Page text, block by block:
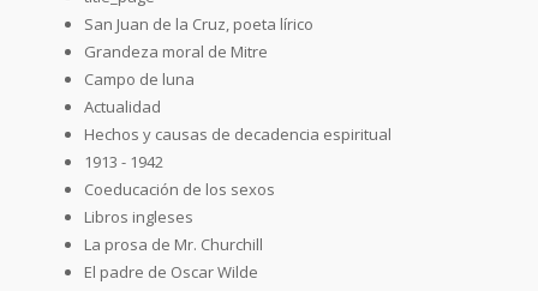
San Juan de la Cruz, poeta lírico
Grandeza moral de Mitre
Campo de luna
Actualidad
Hechos y causas de decadencia espiritual
1913 - 1942
Coeducación de los sexos
Libros ingleses
La prosa de Mr. Churchill
El padre de Oscar Wilde